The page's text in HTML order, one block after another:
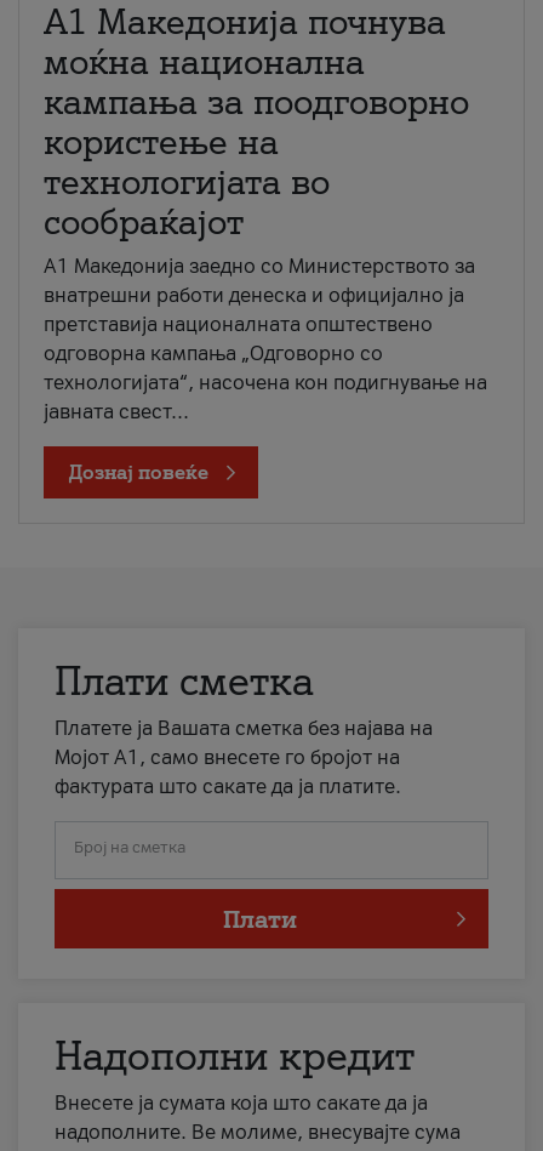
A1 Македонија почнува
моќна национална
кампања за поодговорно
користење на
технологијата во
сообраќајот
A1 Македонија заедно со Министерството за
внатрешни работи денеска и официјално ја
претставија националната општествено
одговорна кампања „Одговорно со
технологијата“, насочена кон подигнување на
јавната свест...
Дознај повеќе
Плати сметка
Платете ја Вашата сметка без најава на
Мојот А1, само внесете го бројот на
фактурата што сакате да ја платите.
Број на сметка
Плати
Надополни кредит
Внесете ја сумата која што сакате да ја
надополните. Ве молиме, внесувајте сума